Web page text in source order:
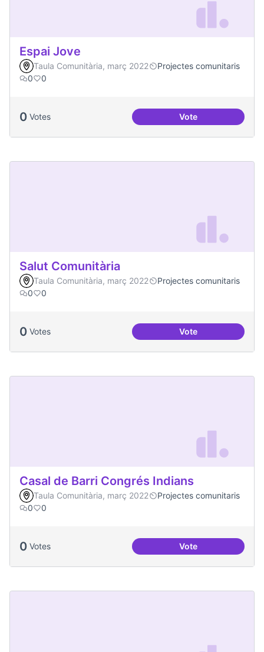
Espai Jove
Taula Comunitària, març 2022
Projectes comunitaris
0
0
0 Votes VoteEspai Jove
Salut Comunitària
Taula Comunitària, març 2022
Projectes comunitaris
0
0
0 Votes VoteSalut Comunitària
Casal de Barri Congrés Indians
Taula Comunitària, març 2022
Projectes comunitaris
0
0
0 Votes VoteCasal de Barri